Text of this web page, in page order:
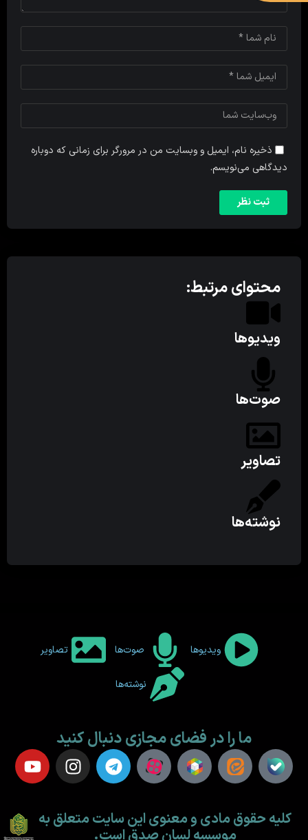
ذخیره نام، ایمیل و وبسایت من در مرورگر برای زمانی که دوباره
دیدگاهی می‌نویسم.
محتوای مرتبط:
ویدیوها
صوت‌ها
تصاویر
نوشته‌ها
ویدیوها صوت‌ها تصاویر
نوشته‌ها
ما را در فضای مجازی دنبال کنید
کلیه حقوق مادی و معنوی این سایت متعلق به